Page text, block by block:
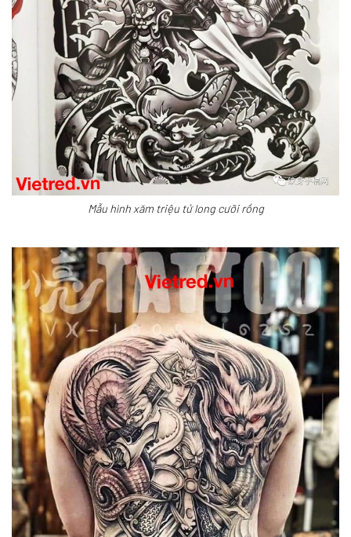
Mẫu hình xăm triệu tử long cưỡi rồng